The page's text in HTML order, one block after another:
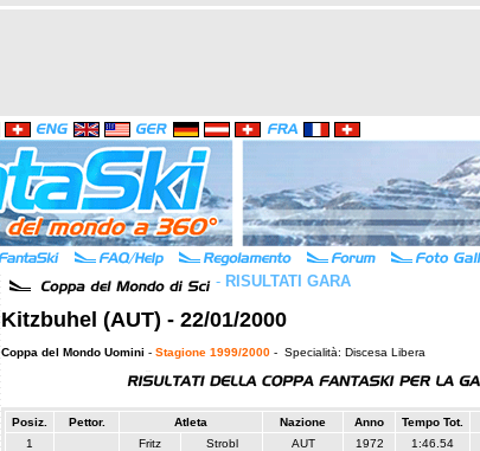
- RISULTATI GARA
Kitzbuhel (AUT) - 22/01/2000
Coppa del Mondo Uomini - Stagione 1999/2000 - Specialità: Discesa Libera
Posiz. Pettor. Atleta Nazione Anno Tempo Tot.
1
Fritz Strobl AUT 1972 1:46.54